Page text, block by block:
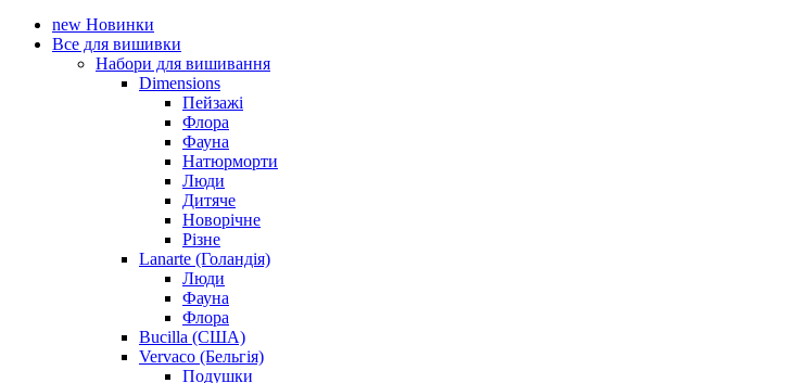
new Новинки
Все для вишивки
Набори для вишивання
Dimensions
Пейзажі
Флора
Фауна
Натюрморти
Люди
Дитяче
Новорічне
Різне
Lanarte (Голандія)
Люди
Фауна
Флора
Bucilla (США)
Vervaco (Бельгія)
Подушки